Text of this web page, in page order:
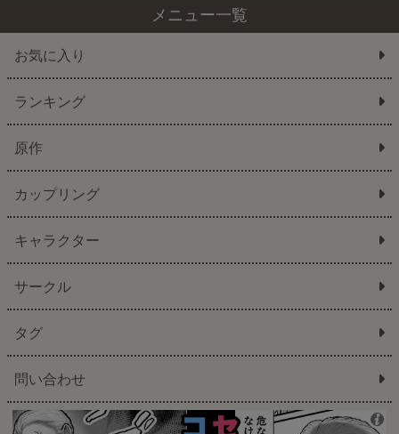
メニュー一覧
お気に入り
ランキング
原作
カップリング
キャラクター
サークル
タグ
問い合わせ